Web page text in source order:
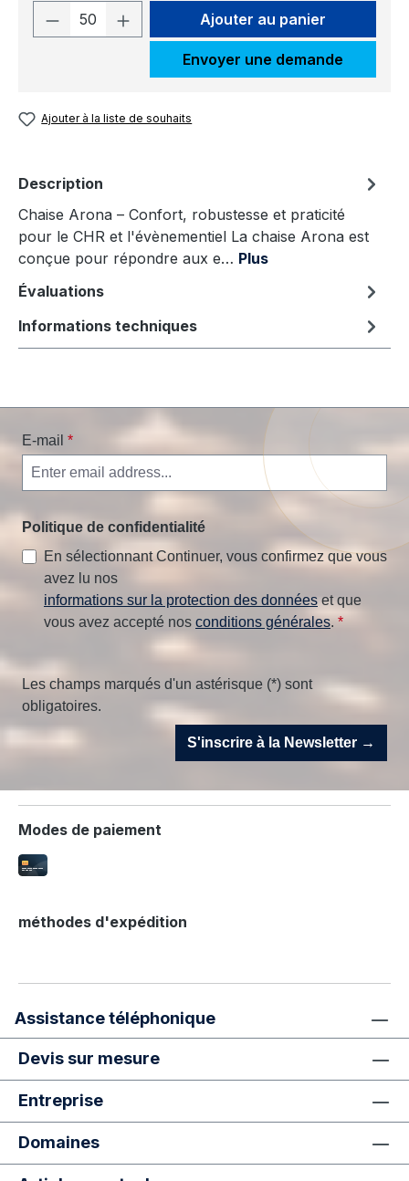
Quantité de produit : Entrez la
Ajouter au panier
Envoyer une demande
Ajouter à la liste de souhaits
Description
Chaise Arona – Confort, robustesse et praticité
pour le CHR et l'évènementiel La chaise Arona est
conçue pour répondre aux e… Plus
Évaluations
Informations techniques
E-mail *
Politique de confidentialité
En sélectionnant Continuer, vous confirmez que vous
avez lu nos
informations sur la protection des donnéeset que
vous avez accepté nos conditions générales. *
Les champs marqués d'un astérisque (*) sont
obligatoires.
S'inscrire à la Newsletter →
Modes de paiement
méthodes d'expédition
Assistance téléphonique
Devis sur mesure
Entreprise
Domaines